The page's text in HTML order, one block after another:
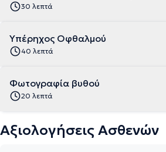
30 λεπτά
Υπέρηχος Οφθαλμού
40 λεπτά
Φωτογραφία βυθού
20 λεπτά
Αξιολογήσεις Ασθενών